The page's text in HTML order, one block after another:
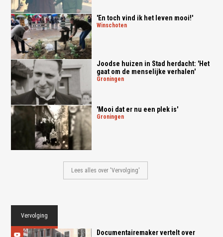
'En toch vind ik het leven mooi!'
winschoten
Joodse huizen in Stad herdacht: 'Het
gaat om de menselijke verhalen'
groningen
'Mooi dat er nu een plek is'
groningen
Lees alles over 'Vervolging'
Vervolging
Documentairemaker vertelt over